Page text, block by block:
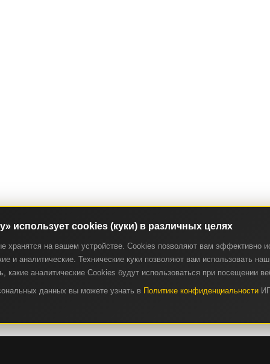
использует cookies (куки) в различных целях
на вашем устройстве. Cookies позволяют вам эффективно
и аналитические. Технические куки позволяют вам использовать
аналитические Cookies будут использоваться при посещении
данных вы можете узнать в Политике конфиденциальности